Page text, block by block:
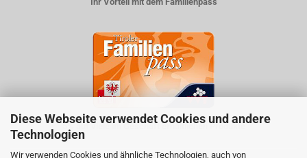
Diese Webseite verwendet Cookies und andere
Technologien
Wir verwenden Cookies und ähnliche Technologien, auch von
5% auf viele im Geschäft erhältlichen Produkte